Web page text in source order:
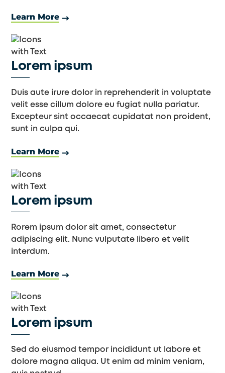
Learn More
Lorem ipsum
Duis aute irure dolor in reprehenderit in voluptate
velit esse cillum dolore eu fugiat nulla pariatur.
Excepteur sint occaecat cupidatat non proident,
sunt in culpa qui.
Learn More
Lorem ipsum
Rorem ipsum dolor sit amet, consectetur
adipiscing elit. Nunc vulputate libero et velit
interdum.
Learn More
Lorem ipsum
Sed do eiusmod tempor incididunt ut labore et
dolore magna aliqua. Ut enim ad minim veniam,